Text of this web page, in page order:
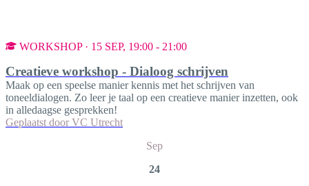
WORKSHOP · 15 SEP, 19:00 - 21:00
Creatieve workshop - Dialoog schrijven
Maak op een speelse manier kennis met het schrijven van
toneeldialogen. Zo leer je taal op een creatieve manier inzetten, ook
in alledaagse gesprekken!
Geplaatst door VC Utrecht
Sep
24